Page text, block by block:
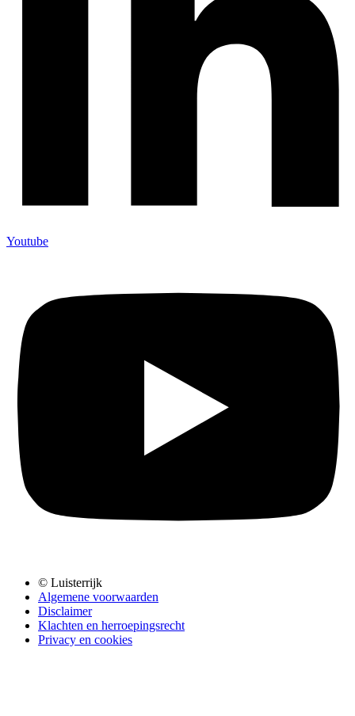
Youtube
© Luisterrijk
Algemene voorwaarden
Disclaimer
Klachten en herroepingsrecht
Privacy en cookies